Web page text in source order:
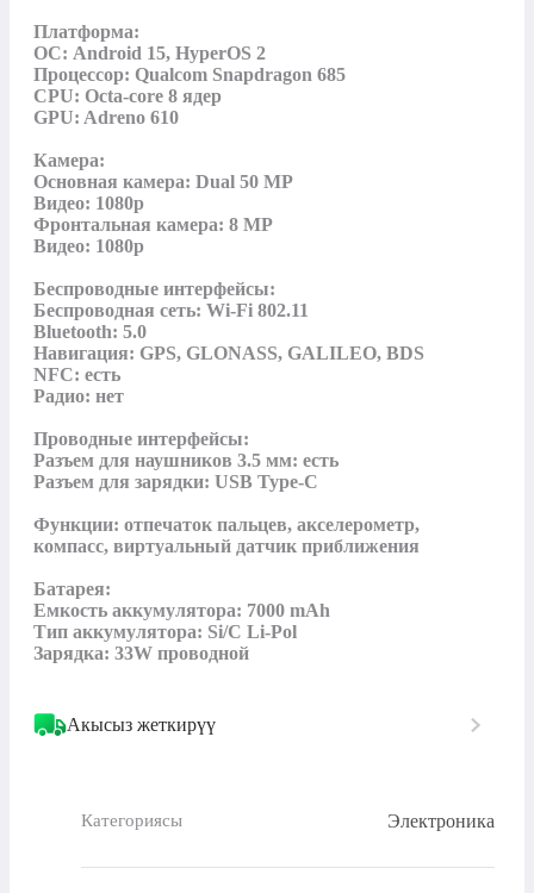
Платформа:
ОС: Android 15, HyperOS 2
Процессор: Qualcom Snapdragon 685
CPU: Octa-core 8 ядер
GPU: Adreno 610
Камера:
Основная камера: Dual 50 MP
Видео: 1080p
Фронтальная камера: 8 MP
Видео: 1080p
Беспроводные интерфейсы:
Беспроводная сеть: Wi-Fi 802.11
Bluetooth: 5.0
Навигация: GPS, GLONASS, GALILEO, BDS
NFC: есть
Радио: нет
Проводные интерфейсы:
Разъем для наушников 3.5 мм: есть
Разъем для зарядки: USB Type-C
Функции: отпечаток пальцев, акселерометр,
компасс, виртуальный датчик приближения
Батарея:
Емкость аккумулятора: 7000 mAh
Тип аккумулятора: Si/C Li-Pol
Зарядка: 33W проводной
Акысыз жеткирүү
Категориясы Электроника